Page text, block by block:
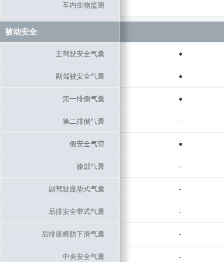
车内生物监测
被动安全
主驾驶安全气囊 ●
副驾驶安全气囊 ●
第一排侧气囊 ●
第二排侧气囊 -
侧安全气帘 ●
膝部气囊 -
副驾驶座垫式气囊 -
后排安全带式气囊 -
后排座椅防下滑气囊 -
中央安全气囊 -
车内生物监测
被动安全
主驾驶安全气囊
副驾驶安全气囊
第一排侧气囊
第二排侧气囊
侧安全气帘
膝部气囊
副驾驶座垫式气囊
后排安全带式气囊
后排座椅防下滑气囊
中央安全气囊